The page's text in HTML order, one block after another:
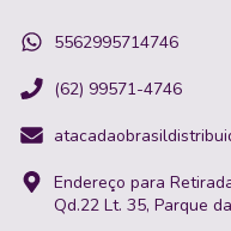
5562995714746
(62) 99571-4746
Endereço para
Qd.22 Lt. 35, Parque